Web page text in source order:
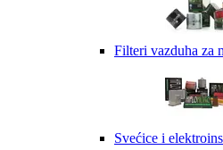
Filteri vazduha za
Svećice i